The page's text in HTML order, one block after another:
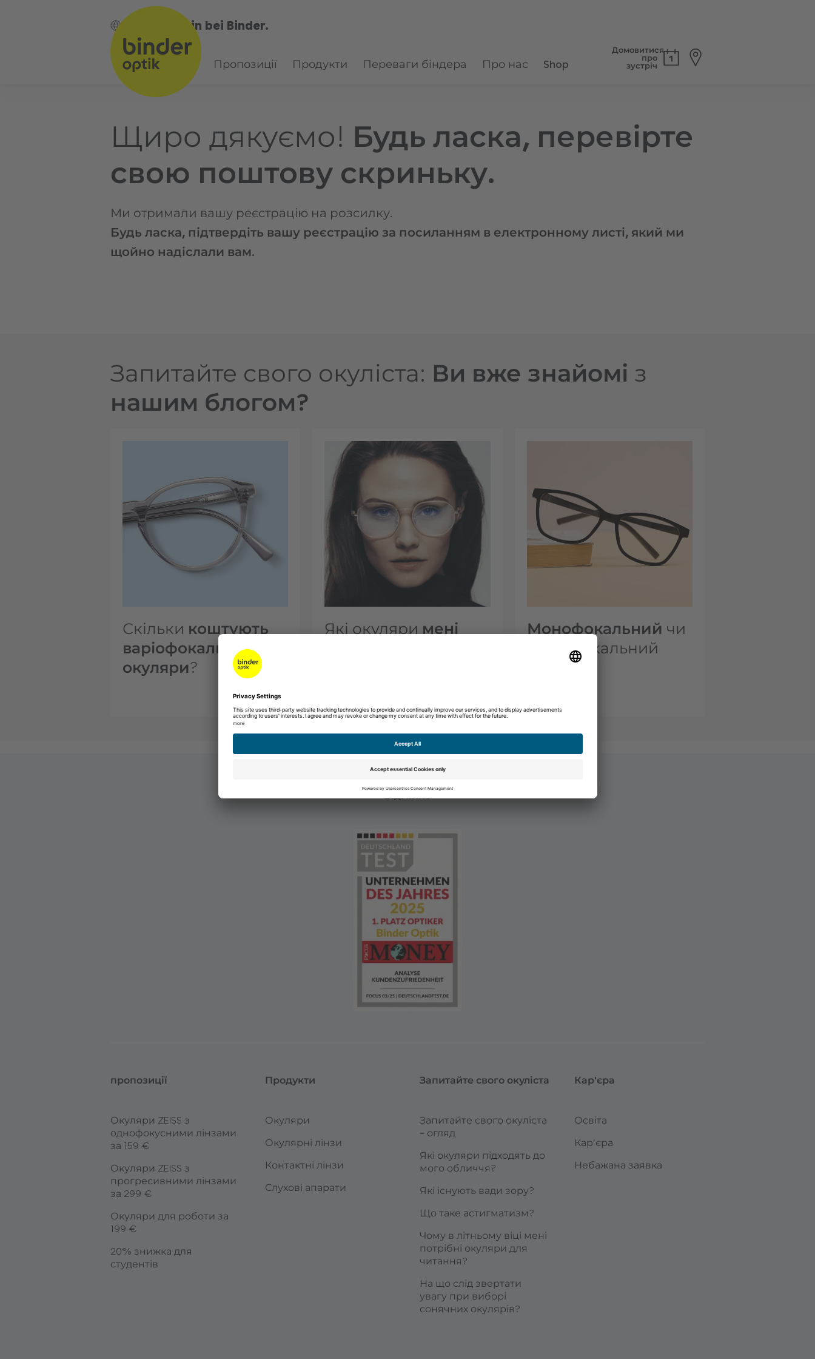
Bin bei Binder.
Пропозиції Продукти Переваги біндера Про нас Shop
Домовитися
про
зустріч
Щиро дякуємо! Будь ласка, перевірте
свою поштову скриньку.
Ми отримали вашу реєстрацію на розсилку.
Будь ласка, підтвердіть вашу реєстрацію за посиланням в електронному листі, який ми
щойно надіслали вам.
Запитайте свого окуліста: Ви вже знайомі з
нашим блогом?
Скільки коштують
варіофокальні
окуляри?
Які окуляри мені
Монофокальний чи
варіофокальний
Відмінно
пропозиції
Окуляри ZEISS з
однофокусними лінзами
за 159 €
Окуляри ZEISS з
прогресивними лінзами
за 299 €
Окуляри для роботи за
199 €
20% знижка для
студентів
Продукти
Окуляри
Окулярні лінзи
Контактні лінзи
Слухові апарати
Запитайте свого окуліста
Запитайте свого окуліста
– огляд
Які окуляри підходять до
мого обличчя?
Які існують вади зору?
Що таке астигматизм?
Чому в літньому віці мені
потрібні окуляри для
читання?
На що слід звертати
увагу при виборі
сонячних окулярів?
Кар'єра
Освіта
Кар’єра
Небажана заявка